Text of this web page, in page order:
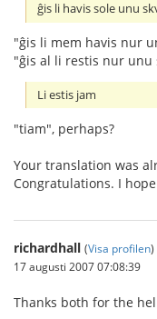
ĝis li havis sole unu
"ĝis li mem havis nur
"ĝis al li restis nur unu
Li estis jam
"tiam", perhaps?
Your translation was
Congratulations. I
richardhall (Visa profilen)
17 augusti 2007 07:08:39
Thanks both for the